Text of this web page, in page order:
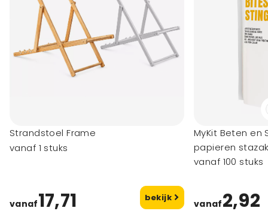
Strandstoel Frame
vanaf 1 stuks
vanaf17,71 bekijk
MyKit Beten en
papieren
vanaf 100 stuks
vanaf2,92